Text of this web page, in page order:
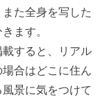
た全身を写した
ます。
すると、リアル
合はどこに住ん
景に気をつけて